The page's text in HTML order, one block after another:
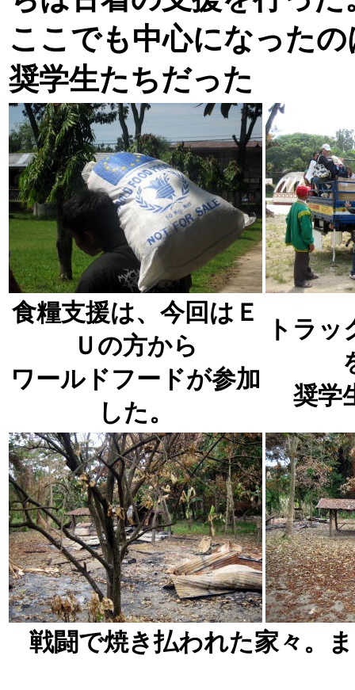
ここでも中心になった
奨学生たちだった
食糧支援は、今回はＥ
Ｕの方から
ワールドフードが参加
した。
トラ
奨学
戦闘で焼き払われた家々。